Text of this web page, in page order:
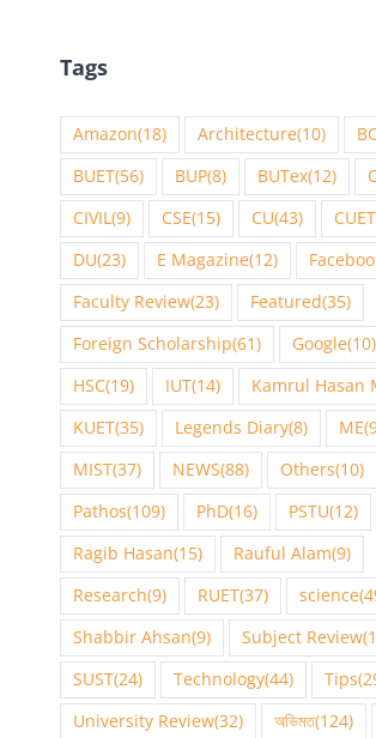
Tags
Amazon(18) Architecture(10)
BUET(56) BUP(8) BUTex(12)
CIVIL (9) CSE(15) CU(43) CUET
DU(23) E Magazine(12)
Faculty Review(23) Featured(35)
Foreign Scholarship(61) Google(10)
HSC(19) IUT(14) Kamrul Hasan
KUET(35) Legends Diary(8) ME
MIST(37) NEWS(88) Others(10)
Pathos(109) PhD(16) PSTU(12)
Ragib Hasan(15) Rauful Alam(9)
Research(9) RUET(37) science
Shabbir Ahsan(9) Subject Review
SUST(24) Technology(44) Tips
University Review(32) অভিমত(124)